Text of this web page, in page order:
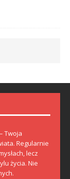
Twoja
Regularnie
lecz
życia. Nie